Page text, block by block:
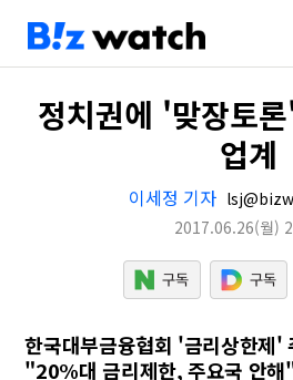
정치권에 '맞장토
업계
이세정 기자
2017.06.26(월)
한국대부금융협회 '금리상한제'
"20%대 금리제한, 주요국 안